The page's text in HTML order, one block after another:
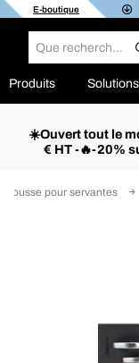
E-boutique
Produits
☀️Ouvert tout le
€ HT -🔥-20%
pour servantes